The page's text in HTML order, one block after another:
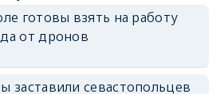
готовы взять на работу
от дронов
заставили севастопольцев